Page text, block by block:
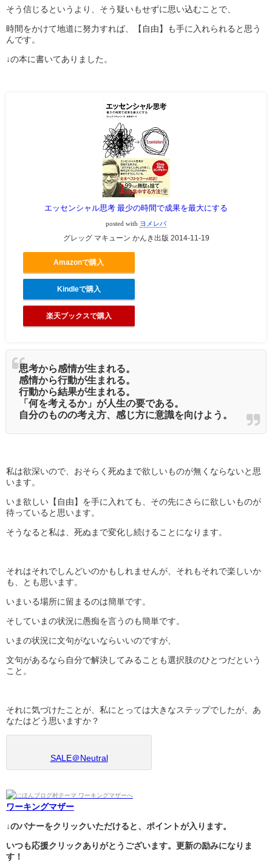
そう信じるというより、そう疑いもせずに思い込むことで、
時間をかけて地道に努力すれば、【自由】も手に入れられると思う
んです。
↓の本に書いてありました。
エッセンシャル思考 最少の時間で成果を最大にする
posted with ヨメレバ
グレッグ マキューン かんき出版 2014-11-19
Amazonで購入
Kindleで購入
楽天ブックスで購入
思考から感情が生まれる。
感情から行動が生まれる。
行動から結果が生まれる。
「何を考えるか」が人生の要である。
自分のものの考え方、感じ方に意識を向けよう。
私は欲深いので、おそらく死ぬまで欲しいものが無くならないと思
います。
いま欲しい【自由】を手に入れても、その先にさらに欲しいものが
待っていると思います。
そうなると私は、死ぬまで変化し続けることになります。
それはそれでしんどいのかもしれませんが、それもそれで楽しいか
も、とも思います。
いまいる場所に留まるのは簡単です。
そしていまの状況に愚痴を言うのも簡単です。
いまの状況に文句がないならいいのですが、
文句があるなら自分で解決してみることも選択肢のひとつだという
こと。
それに気づけたことが、私にとっては大きなステップでしたが、あ
なたはどう思いますか？
SALE＠Neutral
ワーキングマザー
↓のバナーをクリックいただけると、ポイントが入ります。
いつも応援クリックありがとうございます。更新の励みになりま
す！